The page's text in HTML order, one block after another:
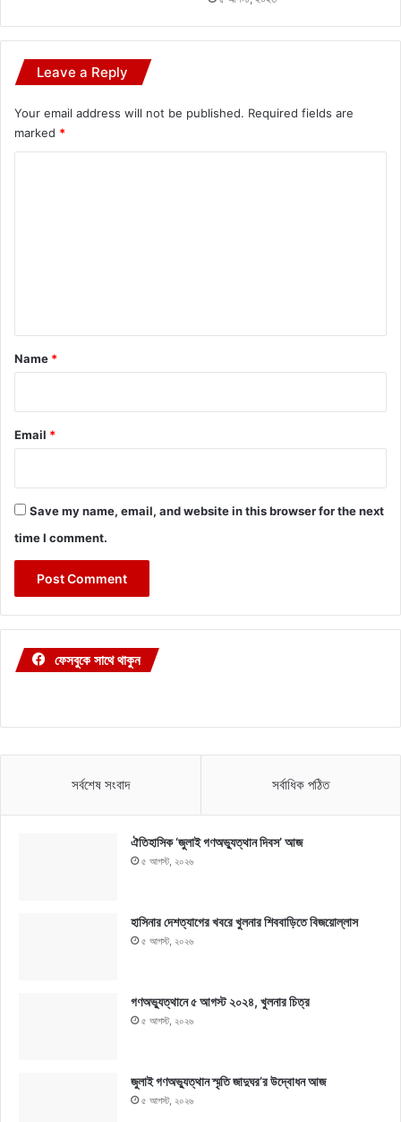
Leave a Reply
Your email address will not be published. Required fields are
marked *
*
Name *
Email *
Save my name, email, and website in this browser for the next
time I comment.
ফেসবুকে সাথে থাকুন
সর্বশেষ সংবাদ সর্বাধিক পঠিত
ঐতিহাসিক ‘জুলাই গণঅভ্যুত্থান দিবস’ আজ
৫ আগস্ট, ২০২৬
হাসিনার দেশত্যাগের খবরে খুলনার শিববাড়িতে বিজয়োল্লাস
৫ আগস্ট, ২০২৬
গণঅভ্যুত্থানে ৫ আগস্ট ২০২৪, খুলনার চিত্র
৫ আগস্ট, ২০২৬
জুলাই গণঅভ্যুত্থান স্মৃতি জাদুঘর’র উদ্বোধন আজ
৫ আগস্ট, ২০২৬